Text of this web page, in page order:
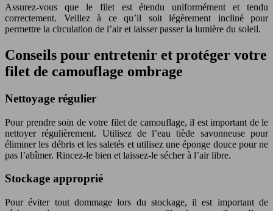
Assurez-vous que le filet est étendu uniformément et tendu
correctement. Veillez à ce qu’il soit légèrement incliné pour
permettre la circulation de l’air et laisser passer la lumière du soleil.
Conseils pour entretenir et protéger votre
filet de camouflage ombrage
Nettoyage régulier
Pour prendre soin de votre filet de camouflage, il est important de le
nettoyer régulièrement. Utilisez de l’eau tiède savonneuse pour
éliminer les débris et les saletés et utilisez une éponge douce pour ne
pas l’abîmer. Rincez-le bien et laissez-le sécher à l’air libre.
Stockage approprié
Pour éviter tout dommage lors du stockage, il est important de